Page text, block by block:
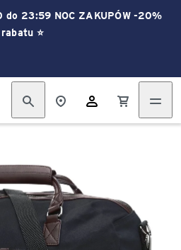
do 23:59 NOC ZAKUPÓW -20%
rabatu ⭐